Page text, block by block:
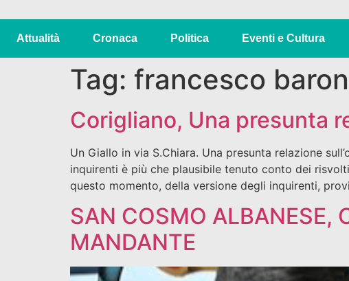
Attualità Cronaca Politica Eventi e Cultura
Tag: francesco
Corigliano, Una presunta
Un Giallo in via S.Chiara. Una presunta relazione
inquirenti è più che plausibile tenuto conto dei
questo momento, della versione degli inquirenti,
SAN COSMO ALBANESE,
MANDANTE